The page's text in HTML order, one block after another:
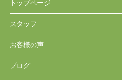
トップページ
スタッフ
お客様の声
ブログ